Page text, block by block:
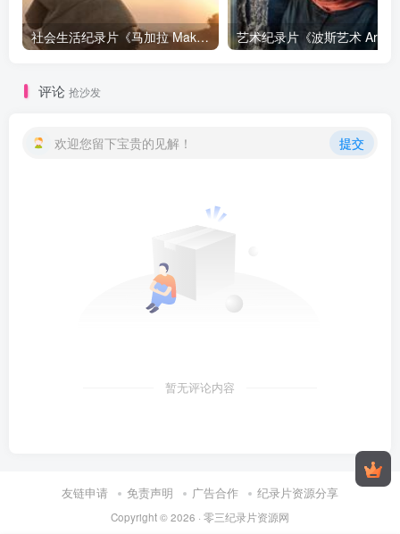
社会生活纪录片《马加拉 Makala》下载
评论 抢沙发
欢迎您留下宝贵的见解！ 提交
暂无评论内容
友链申请 免责声明 广告合作 纪录片资源分享
Copyright © 2026 · 零三纪录片资源网